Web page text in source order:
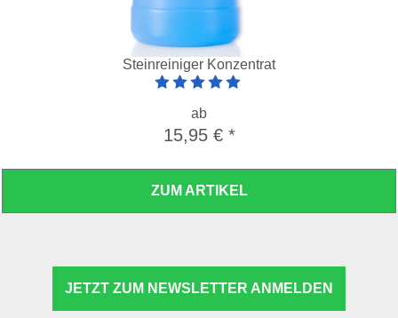
Steinreiniger Konzentrat
Artikelbewertung: 5 von 5 Sterne
ab
15,95 € *
ZUM ARTIKEL
JETZT ZUM NEWSLETTER ANMELDEN